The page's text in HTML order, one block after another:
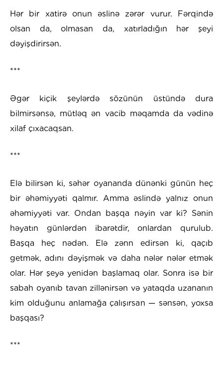
Hər bir xatirə onun əslinə zərər vurur. Fərqində
olsan da, olmasan da, xatırladığın hər şeyi
dəyişdirirsən.
***
Əgər kiçik şeylərdə sözünün üstündə dura
bilmirsənsə, mütləq ən vacib məqamda da vədinə
xilaf çıxacaqsan.
***
Elə bilirsən ki, səhər oyananda dünənki günün heç
bir əhəmiyyəti qalmır. Amma əslində yalnız onun
əhəmiyyəti var. Ondan başqa nəyin var ki? Sənin
həyatın günlərdən ibarətdir, onlardan qurulub.
Başqa heç nədən. Elə zənn edirsən ki, qaçıb
getmək, adını dəyişmək və daha nələr nələr etmək
olar. Hər şeyə yenidən başlamaq olar. Sonra isə bir
sabah oyanıb tavan zillənirsən və yataqda uzananın
kim olduğunu anlamağa çalışırsan — sənsən, yoxsa
başqası?
***